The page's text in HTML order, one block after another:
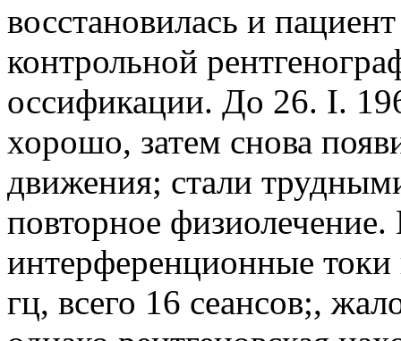
восстановилась и
контрольной
оссификации. До 26. I.
хорошо, затем снова
движения; стали
повторное
интерференционные токи
гц, всего 16 сеансов;,